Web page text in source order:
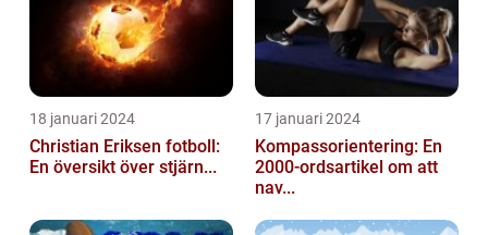
18 januari 2024
Christian Eriksen fotboll:
En översikt över stjärn...
17 januari 2024
Kompassorientering: En
2000-ordsartikel om att
nav...